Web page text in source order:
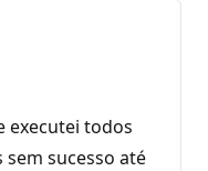
executei todos
sucesso até